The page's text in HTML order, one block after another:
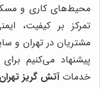
محیط‌های کاری و
تمرکز بر کیفیت،
مشتریان در تهران و
پیشنهاد می‌کنیم
خدماتآتش گریز تهران